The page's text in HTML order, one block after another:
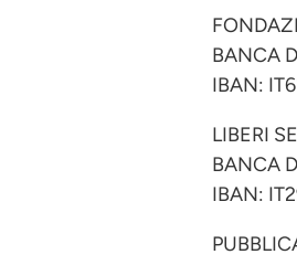
BANCA
IBAN:
LIBERI
BANCA
IBAN: